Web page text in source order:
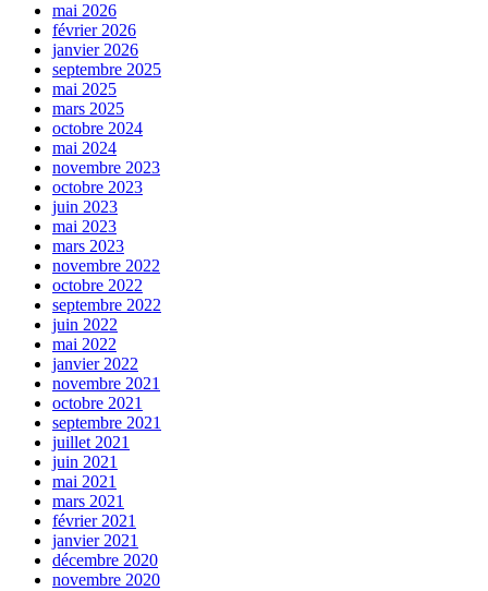
mai 2026
février 2026
janvier 2026
septembre 2025
mai 2025
mars 2025
octobre 2024
mai 2024
novembre 2023
octobre 2023
juin 2023
mai 2023
mars 2023
novembre 2022
octobre 2022
septembre 2022
juin 2022
mai 2022
janvier 2022
novembre 2021
octobre 2021
septembre 2021
juillet 2021
juin 2021
mai 2021
mars 2021
février 2021
janvier 2021
décembre 2020
novembre 2020